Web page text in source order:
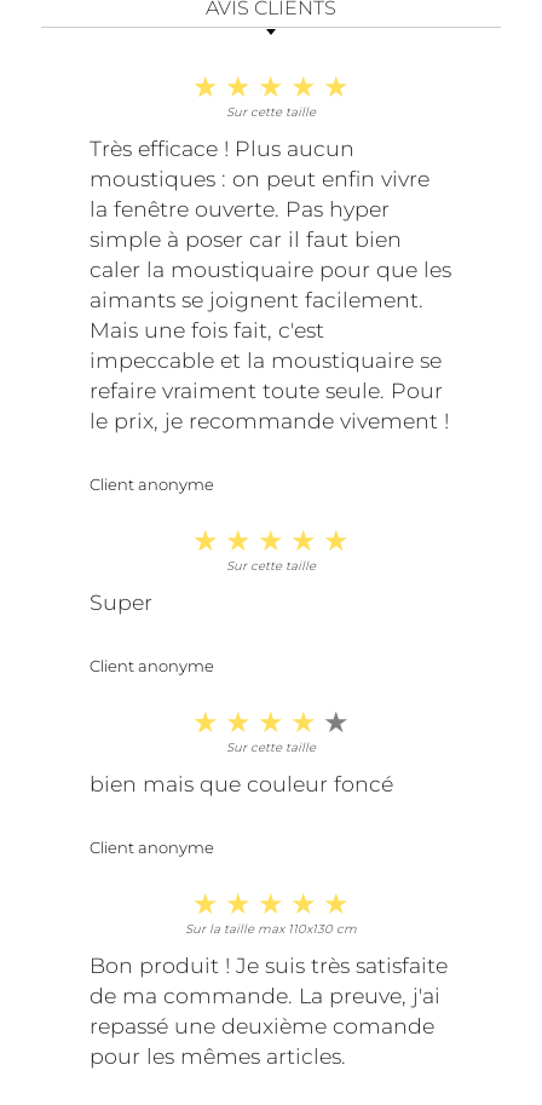
AVIS CLIENTS
Sur cette taille
Très efficace ! Plus aucun
moustiques : on peut enfin vivre
la fenêtre ouverte. Pas hyper
simple à poser car il faut bien
caler la moustiquaire pour que les
aimants se joignent facilement.
Mais une fois fait, c'est
impeccable et la moustiquaire se
refaire vraiment toute seule. Pour
le prix, je recommande vivement !
Client anonyme
Sur cette taille
Super
Client anonyme
Sur cette taille
bien mais que couleur foncé
Client anonyme
Sur la taille max 110x130 cm
Bon produit ! Je suis très satisfaite
de ma commande. La preuve, j'ai
repassé une deuxième comande
pour les mêmes articles.